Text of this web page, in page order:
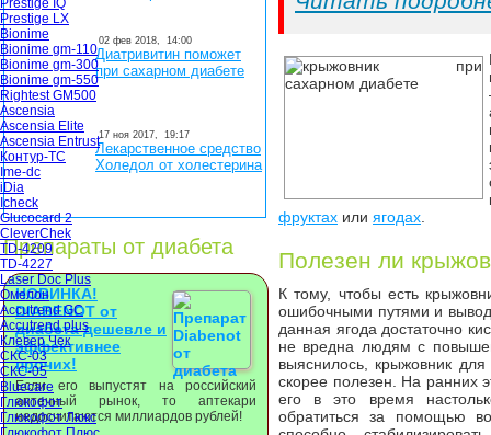
Prestige IQ
Prestige LX
Bionime
Bionime gm-110
Bionime gm-300
Bionime gm-550
Rightest GM500
Ascensia
Ascensia Elite
Ascensia Entrust
Контур-ТС
Ime-dc
iDia
Icheck
Glucocard 2
CleverChek
TD-4209
TD-4227
Laser Doc Plus
Омелон
Accutrend GC
Accutrend plus
Клевер Чек
СКС-03
СКС-05
Bluecare
Глюкофот
Глюкофот Люкс
02 фев 2018, 14:00
Диатривитин поможет
при сахарном диабете
17 ноя 2017, 19:17
Лекарственное средство
Холедол от холестерина
Препараты от диабета
НОВИНКА!
DIABENOT от
диабета дешевле и
эффективнее
прочих!
Если его выпустят на российский
аптечный рынок, то аптекари
недосчитаются миллиардов рублей!
фруктах или ягодах
Полезен ли
К тому, чтобы есть
ошибочными путями и
данная ягода достаточно
не вредна людям с
выяснилось, крыжовник
скорее полезен. На ранних
его в это время
обратиться за помощью